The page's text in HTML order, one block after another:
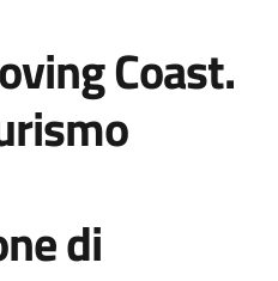
Coast.
di